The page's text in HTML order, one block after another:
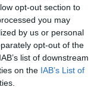
opt-out section to
you may
by us or personal
opt-out of the
list of downstream
on the IAB’s List of